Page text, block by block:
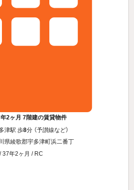
2ヶ月 7階建の賃貸物件
津駅 歩8分 （予讃線など）
県綾歌郡宇多津町浜二番丁
37年2ヶ月 / RC